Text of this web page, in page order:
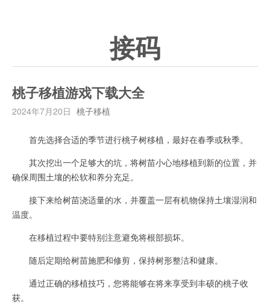
接码
桃子移植游戏下载大全
2024年7月20日 桃子移植
首先选择合适的季节进行桃子树移植，最好在春季或秋季。
其次挖出一个足够大的坑，将树苗小心地移植到新的位置，并
确保周围土壤的松软和养分充足。
接下来给树苗浇适量的水，并覆盖一层有机物保持土壤湿润和
温度。
在移植过程中要特别注意避免将根部损坏。
随后定期给树苗施肥和修剪，保持树形整洁和健康。
通过正确的移植技巧，您将能够在将来享受到丰硕的桃子收
获。